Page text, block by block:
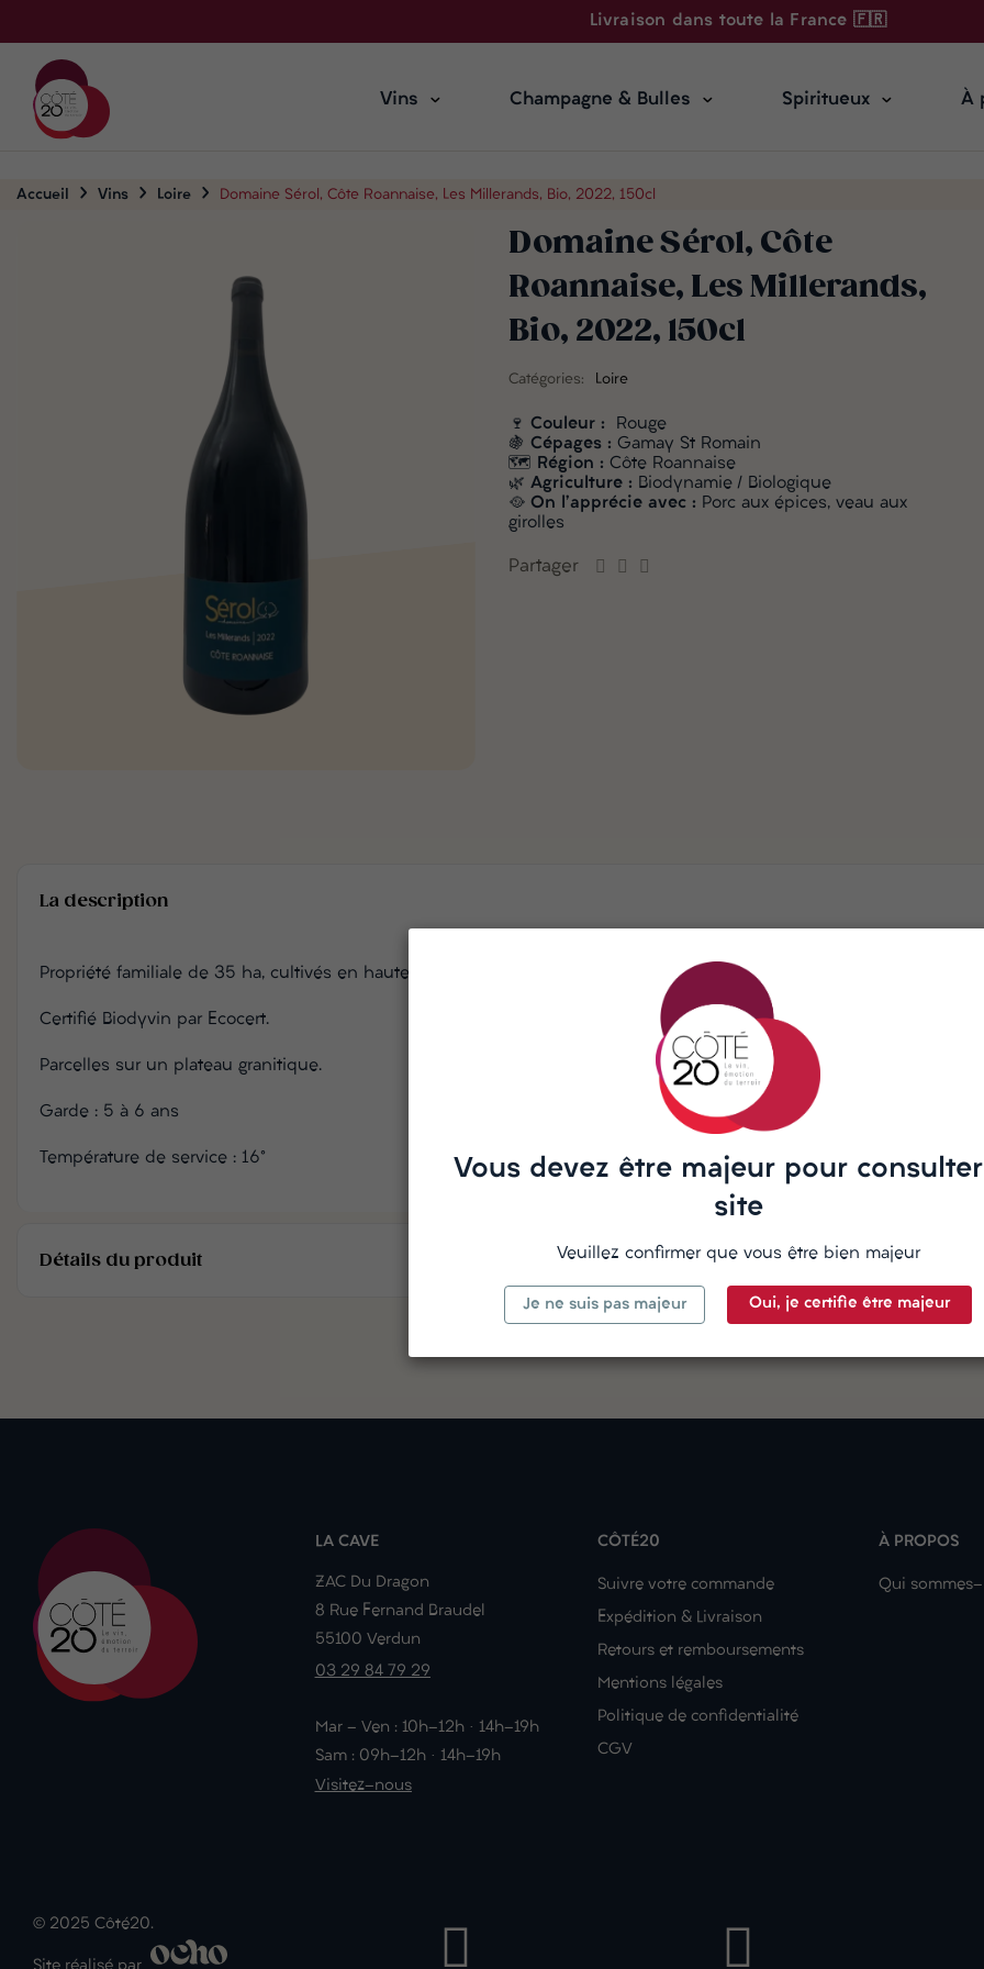
Livraison dans toute la France 🇫🇷
Vins Champagne & Bulles Spiritueux À
Accueil Vins Loire Domaine Sérol, Côte Roannaise, Les Millerands, Bio, 2022, 150cl
Domaine Sérol, Côte
Roannaise, Les Millerands,
Bio, 2022, 150cl
Catégories: Loire
🍷 Couleur : Rouge
🍇 Cépages : Gamay St Romain
🗺️ Région : Côte Roannaise
🌿 Agriculture : Biodynamie / Biologique
🥘 On l'apprécie avec : Porc aux épices, veau aux
girolles
Partager
La description
Propriété familiale de 35 ha, cultivés en haute densité, sur les contreforts Est du Massif Central, près des gorges de
Certifié Biodyvin par Ecocert.
Parcelles sur un plateau granitique.
Garde : 5 à 6 ans
Température de service : 16°
Détails du produit
LA CAVE
ZAC Du Dragon
8 Rue Fernand Braudel
55100 Verdun
03 29 84 79 29
Mar - Ven : 10h-12h · 14h-19h
Sam : 09h-12h · 14h-19h
Visitez-nous
CÔTÉ20
Suivre votre commande
Expédition & Livraison
Retours et remboursements
Mentions légales
Politique de confidentialité
CGV
À PROPOS
Qui
© 2025 Côté20.
Vous devez être majeur pour
site
Veuillez confirmer que vous être bien majeur
Je ne suis pas majeur Oui, je certifie être majeur